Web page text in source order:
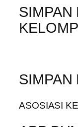
SIMPAN
SIMPAN
ASOSIASI